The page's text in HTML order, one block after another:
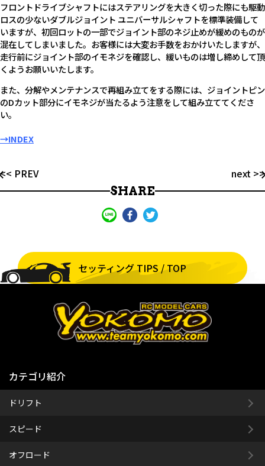
フロントドライブシャフトにはステアリングを大きく切った際にも駆動
ロスの少ないダブルジョイント ユニバーサルシャフトを標準装備して
いますが、初回ロットの一部でジョイント部のネジ止めが緩めのものが
混在してしまいました。お客様には大変お手数をおかけいたしますが、
走行前にジョイント部のイモネジを確認し、緩いものは増し締めして頂
くようお願いいたします。
また、分解やメンテナンスで再組み立てをする際には、ジョイントピン
のDカット部分にイモネジが当たるよう注意をして組み立ててくださ
い。
→INDEX
<< PREV
next >>
SHARE
セッティング TIPS / TOP
カテゴリ紹介
ドリフト
スピード
オフロード